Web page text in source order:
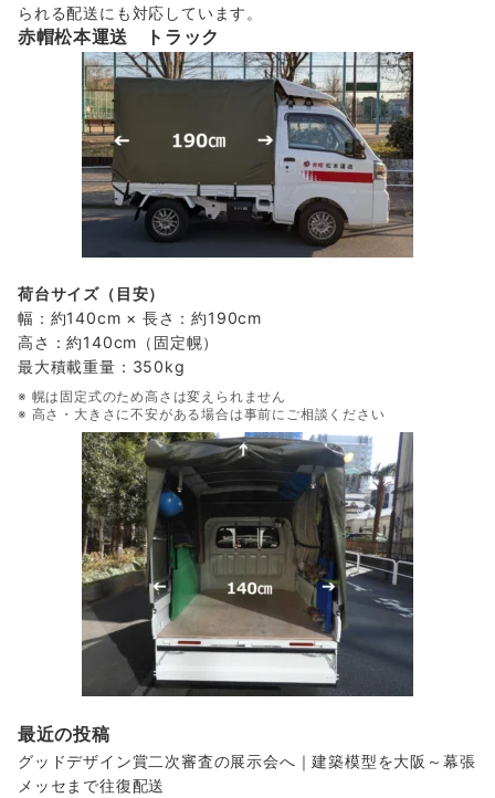
られる配送にも対応しています。
赤帽松本運送 トラック
荷台サイズ（目安）
幅：約140cm × 長さ：約190cm
高さ：約140cm（固定幌）
最大積載重量：350kg
※ 幌は固定式のため高さは変えられません
※ 高さ・大きさに不安がある場合は事前にご相談ください
最近の投稿
グッドデザイン賞二次審査の展示会へ｜建築模型を大阪～幕張
メッセまで往復配送